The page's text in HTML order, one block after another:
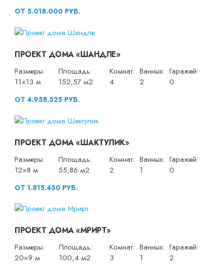
ОТ 5.018.000 РУБ.
ПРОЕКТ ДОМА «ШАНДЛЕ»
Размеры:
11×13 м
Площадь:
152,57 м2
Комнат:
4
Ванных:
2
Гаражей:
0
ОТ 4.958.525 РУБ.
ПРОЕКТ ДОМА «ШАКТУЛИК»
Размеры:
12×8 м
Площадь:
55,86 м2
Комнат:
2
Ванных:
1
Гаражей:
0
ОТ 1.815.450 РУБ.
ПРОЕКТ ДОМА «МРИРТ»
Размеры:
20×9 м
Площадь:
100,4 м2
Комнат:
3
Ванных:
1
Гаражей:
2